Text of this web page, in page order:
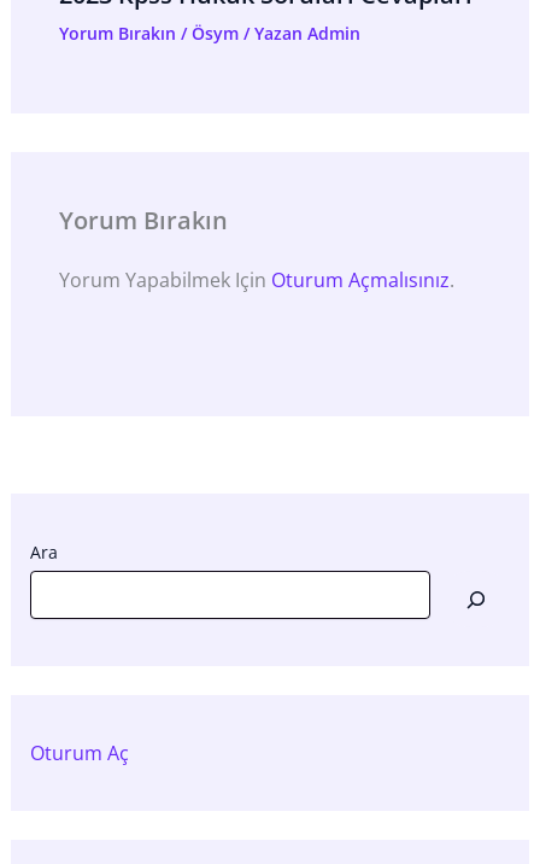
Yorum Bırakın /Ösym/ Yazan Admin
Yorum Bırakın
Yorum Yapabilmek Için Oturum Açmalısınız.
Ara
Oturum Aç